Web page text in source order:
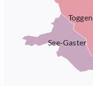
See-Gaster